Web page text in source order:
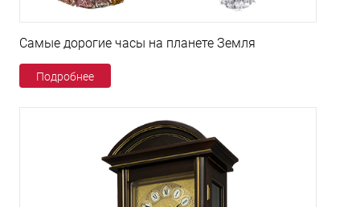
Самые дорогие часы на планете Земля
Подробнее